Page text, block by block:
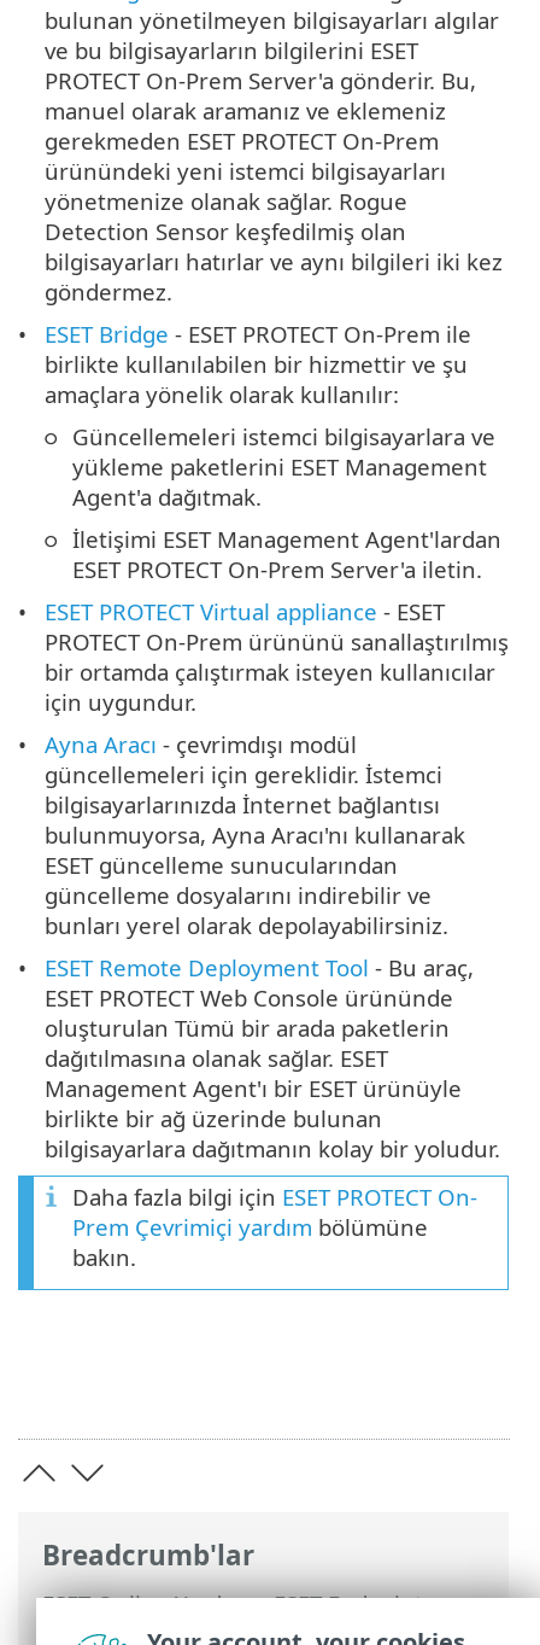
Breadcrumb'lar
ESET Online Yardım>ESET Endpoint
Security
>Uzaktan yönetilen uç noktalar
bulunan yönetilmeyen bilgisayarları algılar
ve bu bilgisayarların bilgilerini ESET
PROTECT On-Prem Server'a gönderir. Bu,
manuel olarak aramanız ve eklemeniz
gerekmeden ESET PROTECT On-Prem
ürünündeki yeni istemci bilgisayarları
yönetmenize olanak sağlar. Rogue
Detection Sensor keşfedilmiş olan
bilgisayarları hatırlar ve aynı bilgileri iki kez
göndermez.
ESET Bridge - ESET PROTECT On-Prem ile
birlikte kullanılabilen bir hizmettir ve şu
amaçlara yönelik olarak kullanılır:
Güncellemeleri istemci bilgisayarlara ve
yükleme paketlerini ESET Management
Agent'a dağıtmak.
İletişimi ESET Management Agent'lardan
ESET PROTECT On-Prem Server'a iletin.
ESET PROTECT Virtual appliance - ESET
PROTECT On-Prem ürününü sanallaştırılmış
bir ortamda çalıştırmak isteyen kullanıcılar
için uygundur.
Ayna Aracı - çevrimdışı modül
güncellemeleri için gereklidir. İstemci
bilgisayarlarınızda İnternet bağlantısı
bulunmuyorsa, Ayna Aracı'nı kullanarak
ESET güncelleme sunucularından
güncelleme dosyalarını indirebilir ve
bunları yerel olarak depolayabilirsiniz.
ESET Remote Deployment Tool - Bu araç,
ESET PROTECT Web Console ürününde
oluşturulan Tümü bir arada paketlerin
dağıtılmasına olanak sağlar. ESET
Management Agent'ı bir ESET ürünüyle
birlikte bir ağ üzerinde bulunan
bilgisayarlara dağıtmanın kolay bir yoludur.
Daha fazla bilgi için ESET PROTECT On-
Prem Çevrimiçi yardım bölümüne
bakın.